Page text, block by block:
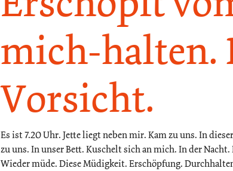
mich-halten.
Vorsicht.
Es ist 7.20 Uhr. Jette liegt neben mir. Kam zu uns. In
zu uns. In unser Bett. Kuschelt sich an mich. In der
Wieder müde. Diese Müdigkeit. Erschöpfung.